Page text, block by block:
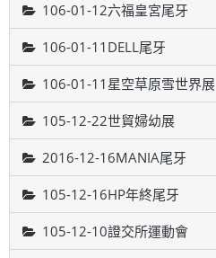
106-01-12六福皇宮尾牙
106-01-11DELL尾牙
106-01-11星空草原雪世界展
105-12-22世貿婦幼展
2016-12-16MANIA尾牙
105-12-16HP年終尾牙
105-12-10證交所運動會